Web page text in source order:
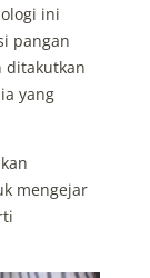
ini
pangan
ditakutkan
yang
mengejar